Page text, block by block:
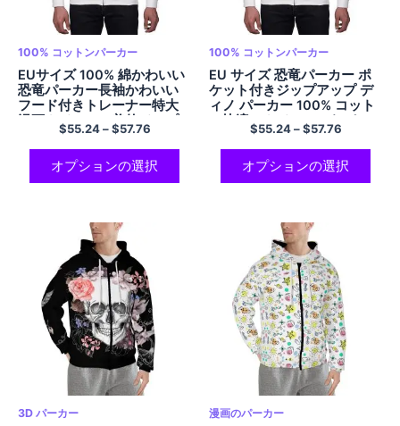
100% コットンパーカー
EUサイズ 100% 綿かわいい
恐竜パーカー長袖かわいい
フード付きトレーナー特大
漫画カジュアル美的ジップ
アップパーカーマルチカラ
ー
$55.24–$57.76
オプションの選択
100% コットンパーカー
EU サイズ 恐竜パーカー ポ
ケット付きジップアップ デ
ィノ パーカー 100% コット
ン快適でカジュアルなパー
カー大人の恐竜パーカーフ
ァミリーパーカーマルチカ
$55.24–$57.76
オプションの選択
3D パーカー 漫画のパーカー